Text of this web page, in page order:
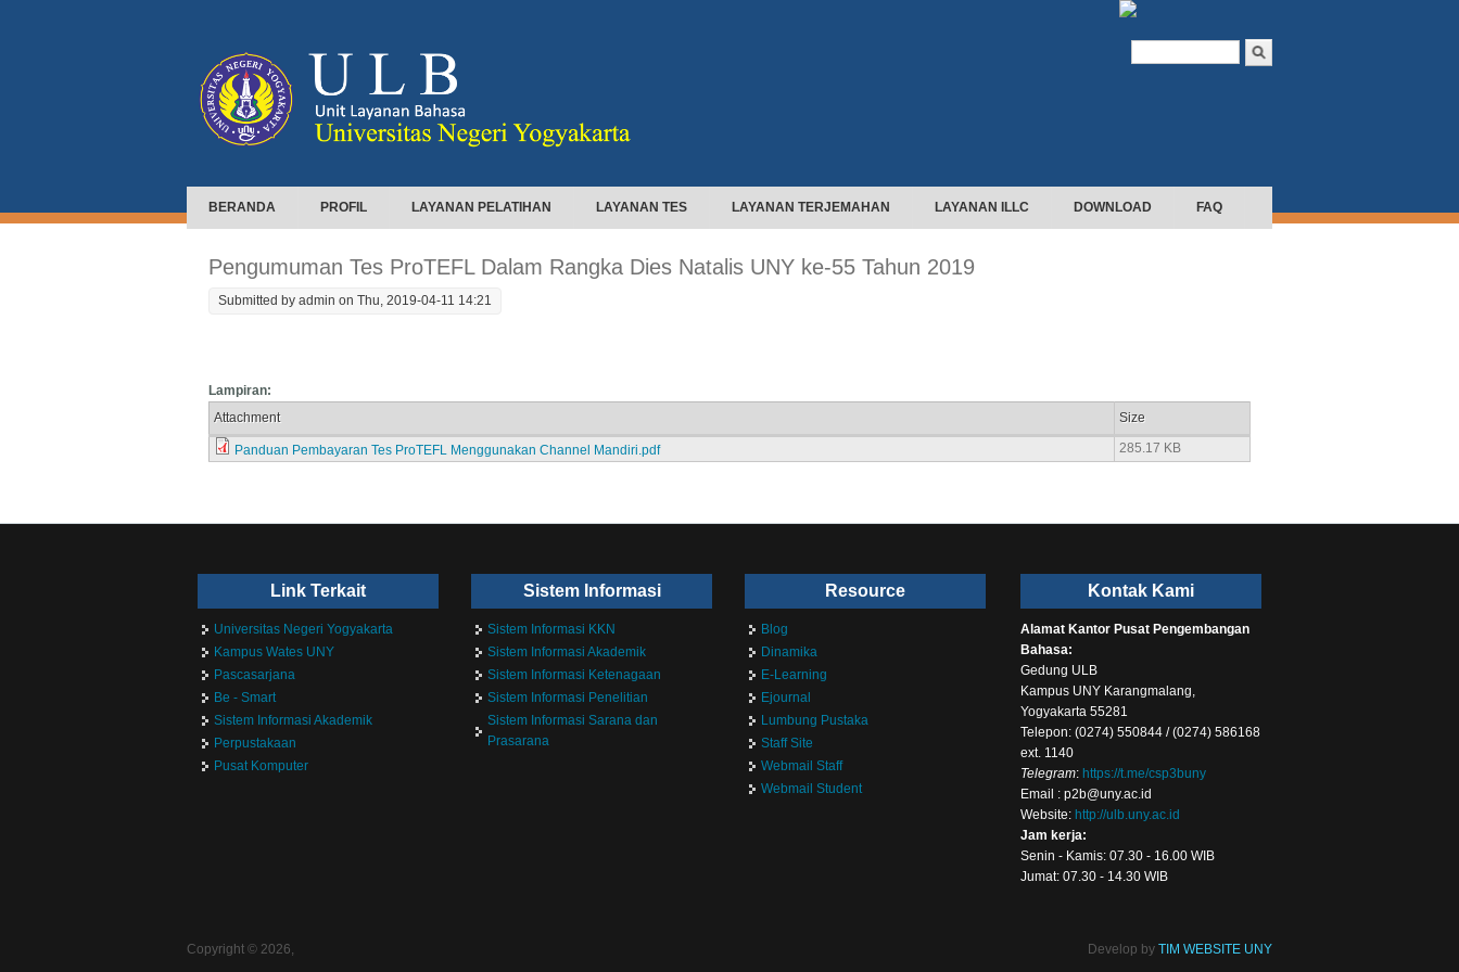
Search form
BERANDA PROFIL LAYANAN PELATIHAN LAYANAN TES LAYANAN TERJEMAHAN LAYANAN ILLC DOWNLOAD FAQ
Pengumuman Tes ProTEFL Dalam Rangka Dies Natalis UNY ke-55 Tahun 2019
Submitted by admin on Thu, 2019-04-11 14:21
Lampiran:
Attachment
Size
Panduan Pembayaran Tes ProTEFL Menggunakan Channel Mandiri.pdf 285.17 KB
Link Terkait
Universitas Negeri Yogyakarta
Kampus Wates UNY
Pascasarjana
Be - Smart
Sistem Informasi Akademik
Perpustakaan
Pusat Komputer
Sistem Informasi
Sistem Informasi KKN
Sistem Informasi Akademik
Sistem Informasi Ketenagaan
Sistem Informasi Penelitian
Sistem Informasi Sarana dan
Prasarana
Resource
Blog
Dinamika
E-Learning
Ejournal
Lumbung Pustaka
Staff Site
Webmail Staff
Webmail Student
Kontak Kami
Alamat Kantor Pusat Pengembangan
Bahasa:
Gedung ULB
Kampus UNY Karangmalang,
Yogyakarta 55281
Telepon: (0274) 550844 / (0274) 586168
ext. 1140
Telegram: https://t.me/csp3buny
Email : p2b@uny.ac.id
Website: http://ulb.uny.ac.id
Jam kerja:
Senin - Kamis: 07.30 - 16.00 WIB
Jumat: 07.30 - 14.30 WIB
Copyright © 2026, Develop by TIM WEBSITE UNY